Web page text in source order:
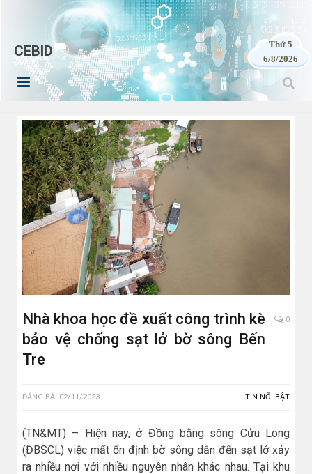
CEBID
Thứ 5
6/8/2026
Nhà khoa học đề xuất công trình kè
bảo vệ chống sạt lở bờ sông Bến
Tre
0
ĐĂNG BÀI 02/11/2023 TIN NỔI BẬT
(TN&MT) – Hiện nay, ở Đồng bằng sông Cửu Long
(ĐBSCL) việc mất ổn định bờ sông dẫn đến sạt lở xảy
ra nhiều nơi với nhiều nguyên nhân khác nhau. Tại khu